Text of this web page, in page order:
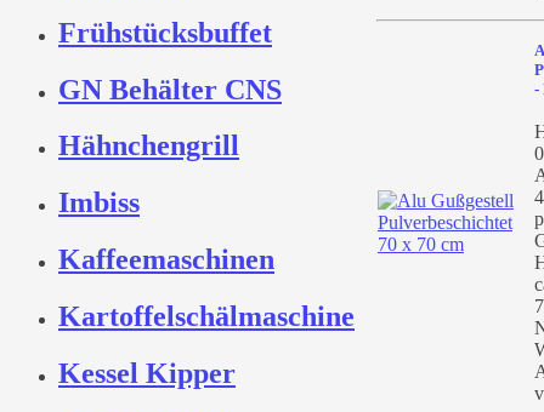
Frühstücksbuffet
GN Behälter CNS
Hähnchengrill
Imbiss
Kaffeemaschinen
Kartoffelschälmaschine
Kessel Kipper
-